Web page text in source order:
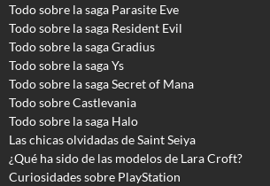
Todo sobre la saga Parasite Eve
Todo sobre la saga Resident Evil
Todo sobre la saga Gradius
Todo sobre la saga Ys
Todo sobre la saga Secret of Mana
Todo sobre Castlevania
Todo sobre la saga Halo
Las chicas olvidadas de Saint Seiya
¿Qué ha sido de las modelos de Lara Croft?
Curiosidades sobre PlayStation